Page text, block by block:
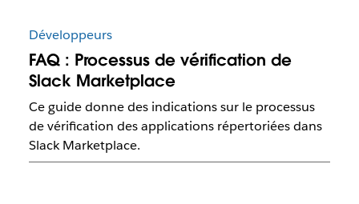
Développeurs
FAQ : Processus de vérification de
Slack Marketplace
Ce guide donne des indications sur le processus
de vérification des applications répertoriées dans
Slack Marketplace.